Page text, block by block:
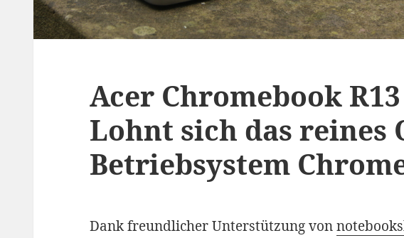
Acer Chromebook
Lohnt sich das reines
Betriebsystem
Dank freundlicher Unterstützung von